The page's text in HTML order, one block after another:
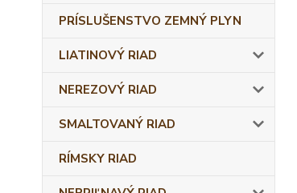
PRÍSLUŠENSTVO ZEMNÝ PLYN
LIATINOVÝ RIAD
NEREZOVÝ RIAD
SMALTOVANÝ RIAD
RÍMSKY RIAD